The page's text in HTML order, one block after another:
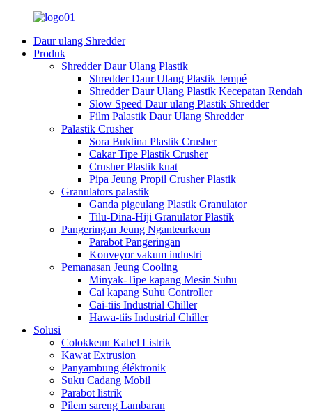
Daur ulang Shredder
Produk
Shredder Daur Ulang Plastik
Shredder Daur Ulang Plastik Jempé
Shredder Daur Ulang Plastik Kecepatan Rendah
Slow Speed ​​Daur ulang Plastik Shredder
Film Palastik Daur Ulang Shredder
Palastik Crusher
Sora Buktina Plastik Crusher
Cakar Tipe Plastik Crusher
Crusher Plastik kuat
Pipa Jeung Propil Crusher Plastik
Granulators palastik
Ganda pigeulang Plastik Granulator
Tilu-Dina-Hiji Granulator Plastik
Pangeringan Jeung Nganteurkeun
Parabot Pangeringan
Konveyor vakum industri
Pemanasan Jeung Cooling
Minyak-Tipe kapang Mesin Suhu
Cai kapang Suhu Controller
Cai-tiis Industrial Chiller
Hawa-tiis Industrial Chiller
Solusi
Colokkeun Kabel Listrik
Kawat Extrusion
Panyambung éléktronik
Suku Cadang Mobil
Parabot listrik
Pilem sareng Lambaran